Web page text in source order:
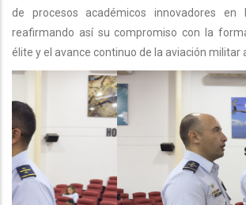
de procesos académicos innovadores en
reafirmando así su compromiso con la
élite y el avance continuo de la aviación militar